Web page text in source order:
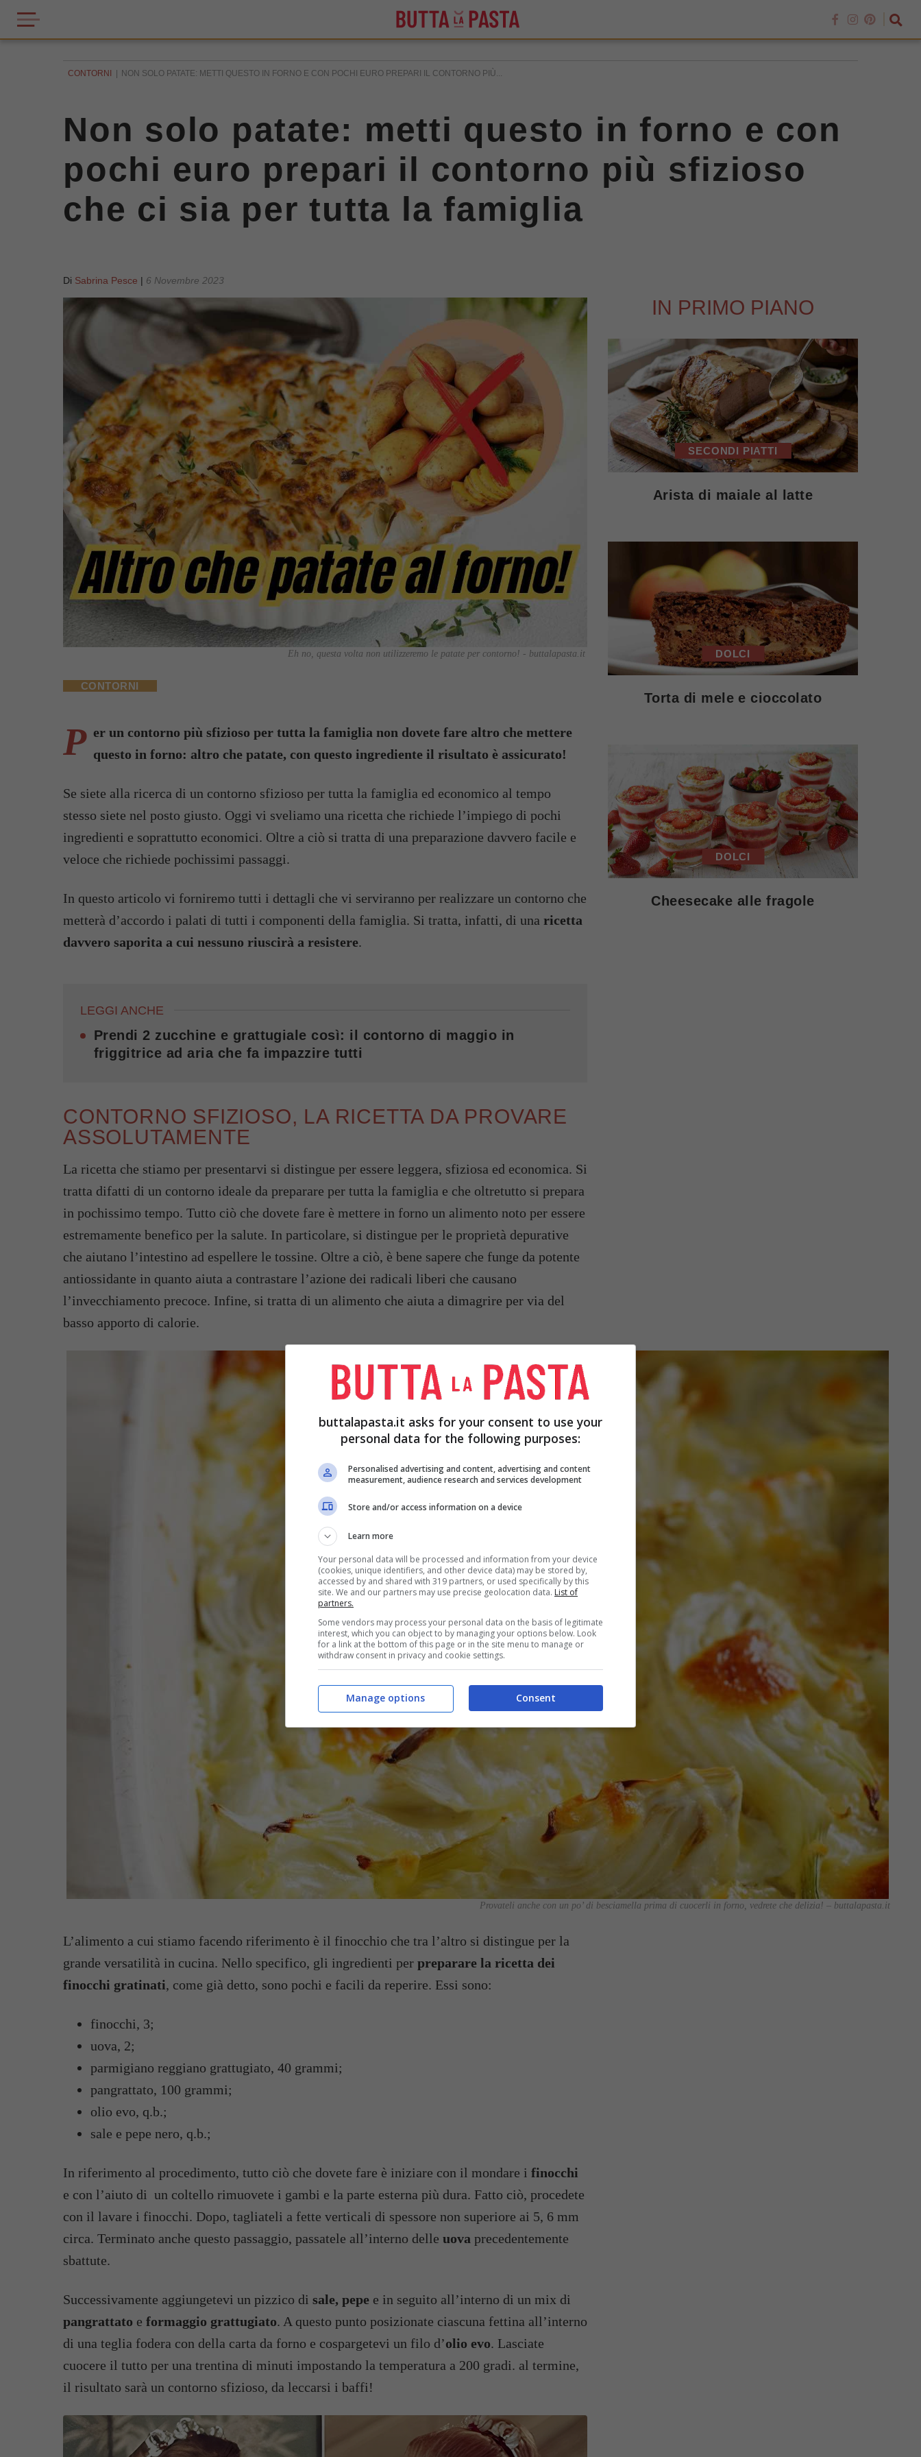
CONTORNI NON SOLO PATATE: METTI QUESTO IN FORNO E CON POCHI EURO PREPARI IL CONTORNO PIÙ...
Non solo patate: metti questo in forno e con
pochi euro prepari il contorno più sfizioso
che ci sia per tutta la famiglia
Di Sabrina Pesce | 6 Novembre 2023
Eh no, questa volta non utilizzeremo le patate per contorno! - buttalapasta.it
CONTORNI
P er un contorno più sfizioso per tutta la famiglia non dovete fare altro che mettere
questo in forno: altro che patate, con questo ingrediente il risultato è assicurato!
Se siete alla ricerca di un contorno sfizioso per tutta la famiglia ed economico al tempo
stesso siete nel posto giusto. Oggi vi sveliamo una ricetta che richiede l’impiego di pochi
ingredienti e soprattutto economici. Oltre a ciò si tratta di una preparazione davvero facile e
veloce che richiede pochissimi passaggi.
In questo articolo vi forniremo tutti i dettagli che vi serviranno per realizzare un contorno che
metterà d’accordo i palati di tutti i componenti della famiglia. Si tratta, infatti, di una ricetta
davvero saporita a cui nessuno riuscirà a resistere.
LEGGI ANCHE
Prendi 2 zucchine e grattugiale così: il contorno di maggio in
friggitrice ad aria che fa impazzire tutti
CONTORNO SFIZIOSO, LA RICETTA DA PROVARE
ASSOLUTAMENTE
La ricetta che stiamo per presentarvi si distingue per essere leggera, sfiziosa ed economica. Si
tratta difatti di un contorno ideale da preparare per tutta la famiglia e che oltretutto si prepara
in pochissimo tempo. Tutto ciò che dovete fare è mettere in forno un alimento noto per essere
estremamente benefico per la salute. In particolare, si distingue per le proprietà depurative
che aiutano l’intestino ad espellere le tossine. Oltre a ciò, è bene sapere che funge da potente
antiossidante in quanto aiuta a contrastare l’azione dei radicali liberi che causano
l’invecchiamento precoce. Infine, si tratta di un alimento che aiuta a dimagrire per via del
basso apporto di calorie.
Provateli anche con un po’ di besciamella prima di cuocerli in forno, vedrete che delizia! – buttalapasta.it
L’alimento a cui stiamo facendo riferimento è il finocchio che tra l’altro si distingue per la
grande versatilità in cucina. Nello specifico, gli ingredienti per preparare la ricetta dei
finocchi gratinati, come già detto, sono pochi e facili da reperire. Essi sono:
finocchi, 3;
uova, 2;
parmigiano reggiano grattugiato, 40 grammi;
pangrattato, 100 grammi;
olio evo, q.b.;
sale e pepe nero, q.b.;
In riferimento al procedimento, tutto ciò che dovete fare è iniziare con il mondare i finocchi
e con l’aiuto di un coltello rimuovete i gambi e la parte esterna più dura. Fatto ciò, procedete
con il lavare i finocchi. Dopo, tagliateli a fette verticali di spessore non superiore ai 5, 6 mm
circa. Terminato anche questo passaggio, passatele all’interno delle uova precedentemente
sbattute.
Successivamente aggiungetevi un pizzico di sale, pepe e in seguito all’interno di un mix di
pangrattato e formaggio grattugiato. A questo punto posizionate ciascuna fettina all’interno
di una teglia fodera con della carta da forno e cospargetevi un filo d’olio evo. Lasciate
cuocere il tutto per una trentina di minuti impostando la temperatura a 200 gradi. al termine,
il risultato sarà un contorno sfizioso, da leccarsi i baffi!
IN PRIMO PIANO
SECONDI PIATTI
Arista di maiale al latte
DOLCI
Torta di mele e cioccolato
DOLCI
Cheesecake alle fragole
buttalapasta.it asks for your consent to use your
personal data for the following purposes:
Personalised advertising and content, advertising and content
measurement, audience research and services development
Store and/or access information on a device
Learn more
Your personal data will be processed and information from your device
(cookies, unique identifiers, and other device data) may be stored by,
accessed by and shared with 319 partners, or used specifically by this
site. We and our partners may use precise geolocation data. List of
partners.
Some vendors may process your personal data on the basis of legitimate
interest, which you can object to by managing your options below. Look
for a link at the bottom of this page or in the site menu to manage or
withdraw consent in privacy and cookie settings.
Consent
Manage options